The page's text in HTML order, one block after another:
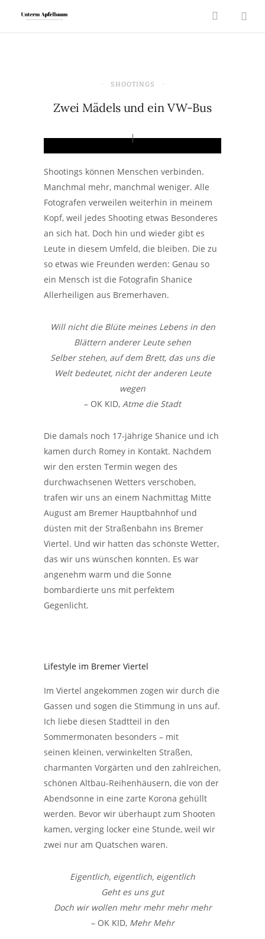
SHOOTINGS
Zwei Mädels und ein VW-Bus
Shootings können Menschen verbinden.
Manchmal mehr, manchmal weniger. Alle
Fotografen verweilen weiterhin in meinem
Kopf, weil jedes Shooting etwas Besonderes
an sich hat. Doch hin und wieder gibt es
Leute in diesem Umfeld, die bleiben. Die zu
so etwas wie Freunden werden: Genau so
ein Mensch ist die Fotografin Shanice
Allerheiligen aus Bremerhaven.
Will nicht die Blüte meines Lebens in den
Blättern anderer Leute sehen
Selber stehen, auf dem Brett, das uns die
Welt bedeutet, nicht der anderen Leute
wegen
– OK KID, Atme die Stadt
Die damals noch 17-jährige Shanice und ich
kamen durch Romey in Kontakt. Nachdem
wir den ersten Termin wegen des
durchwachsenen Wetters verschoben,
trafen wir uns an einem Nachmittag Mitte
August am Bremer Hauptbahnhof und
düsten mit der Straßenbahn ins Bremer
Viertel. Und wir hatten das schönste Wetter,
das wir uns wünschen konnten. Es war
angenehm warm und die Sonne
bombardierte uns mit perfektem
Gegenlicht.
Lifestyle im Bremer Viertel
Im Viertel angekommen zogen wir durch die
Gassen und sogen die Stimmung in uns auf.
Ich liebe diesen Stadtteil in den
Sommermonaten besonders – mit
seinen kleinen, verwinkelten Straßen,
charmanten Vorgärten und den zahlreichen,
schönen Altbau-Reihenhäusern, die von der
Abendsonne in eine zarte Korona gehüllt
werden. Bevor wir überhaupt zum Shooten
kamen, verging locker eine Stunde, weil wir
zwei nur am Quatschen waren.
Eigentlich, eigentlich, eigentlich
Geht es uns gut
Doch wir wollen mehr mehr mehr mehr
– OK KID, Mehr Mehr